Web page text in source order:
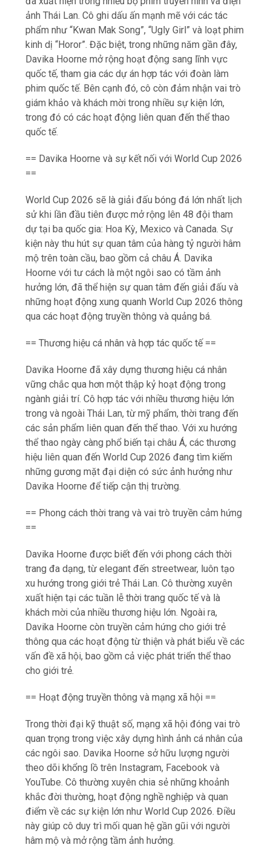
ảnh Thái Lan. Cô ghi dấu ấn mạnh mẽ với các tác
phẩm như “Kwan Mak Song”, “Ugly Girl” và loạt phim
kinh dị “Horor”. Đặc biệt, trong những năm gần đây,
Davika Hoorne mở rộng hoạt động sang lĩnh vực
quốc tế, tham gia các dự án hợp tác với đoàn làm
phim quốc tế. Bên cạnh đó, cô còn đảm nhận vai trò
giám khảo và khách mời trong nhiều sự kiện lớn,
trong đó có các hoạt động liên quan đến thể thao
quốc tế.
== Davika Hoorne và sự kết nối với World Cup 2026
==
World Cup 2026 sẽ là giải đấu bóng đá lớn nhất lịch
sử khi lần đầu tiên được mở rộng lên 48 đội tham
dự tại ba quốc gia: Hoa Kỳ, Mexico và Canada. Sự
kiện này thu hút sự quan tâm của hàng tỷ người hâm
mộ trên toàn cầu, bao gồm cả châu Á. Davika
Hoorne với tư cách là một ngôi sao có tầm ảnh
hưởng lớn, đã thể hiện sự quan tâm đến giải đấu và
những hoạt động xung quanh World Cup 2026 thông
qua các hoạt động truyền thông và quảng bá.
== Thương hiệu cá nhân và hợp tác quốc tế ==
Davika Hoorne đã xây dựng thương hiệu cá nhân
vững chắc qua hơn một thập kỷ hoạt động trong
ngành giải trí. Cô hợp tác với nhiều thương hiệu lớn
trong và ngoài Thái Lan, từ mỹ phẩm, thời trang đến
các sản phẩm liên quan đến thể thao. Với xu hướng
thể thao ngày càng phổ biến tại châu Á, các thương
hiệu liên quan đến World Cup 2026 đang tìm kiếm
những gương mặt đại diện có sức ảnh hưởng như
Davika Hoorne để tiếp cận thị trường.
== Phong cách thời trang và vai trò truyền cảm hứng
==
Davika Hoorne được biết đến với phong cách thời
trang đa dạng, từ elegant đến streetwear, luôn tạo
xu hướng trong giới trẻ Thái Lan. Cô thường xuyên
xuất hiện tại các tuần lễ thời trang quốc tế và là
khách mời của nhiều thương hiệu lớn. Ngoài ra,
Davika Hoorne còn truyền cảm hứng cho giới trẻ
thông qua các hoạt động từ thiện và phát biểu về các
vấn đề xã hội, bao gồm cả việc phát triển thể thao
cho giới trẻ.
== Hoạt động truyền thông và mạng xã hội ==
Trong thời đại kỹ thuật số, mạng xã hội đóng vai trò
quan trọng trong việc xây dựng hình ảnh cá nhân của
các ngôi sao. Davika Hoorne sở hữu lượng người
theo dõi khổng lồ trên Instagram, Facebook và
YouTube. Cô thường xuyên chia sẻ những khoảnh
khắc đời thường, hoạt động nghề nghiệp và quan
điểm về các sự kiện lớn như World Cup 2026. Điều
này giúp cô duy trì mối quan hệ gần gũi với người
hâm mộ và mở rộng tầm ảnh hưởng.